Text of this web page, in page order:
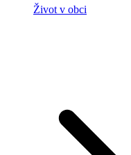
Život v obci